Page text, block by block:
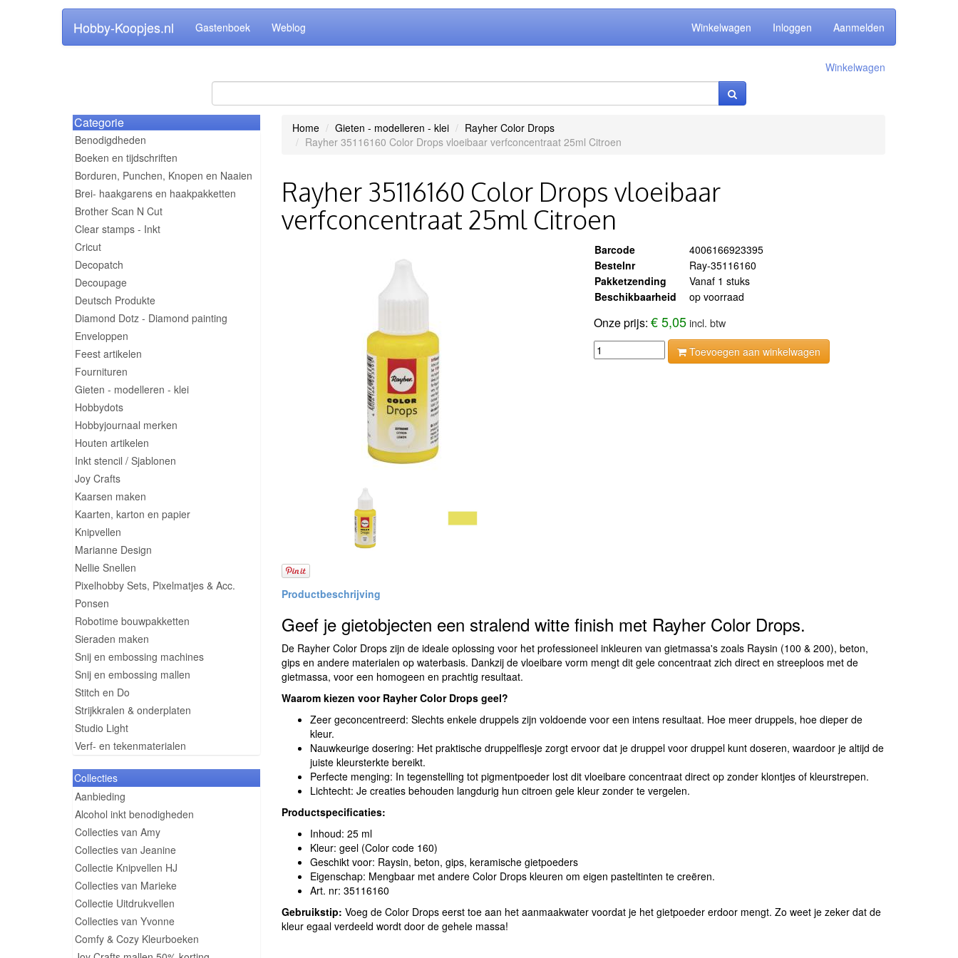
Hobby-Koopjes.nl Gastenboek Weblog Winkelwagen Inloggen Aanmelden
Winkelwagen
Categorie
Benodigdheden
Boeken en tijdschriften
Borduren, Punchen, Knopen en Naaien
Brei- haakgarens en haakpakketten
Brother Scan N Cut
Clear stamps - Inkt
Cricut
Decopatch
Decoupage
Deutsch Produkte
Diamond Dotz - Diamond painting
Enveloppen
Feest artikelen
Fournituren
Gieten - modelleren - klei
Hobbydots
Hobbyjournaal merken
Houten artikelen
Inkt stencil / Sjablonen
Joy Crafts
Kaarsen maken
Kaarten, karton en papier
Knipvellen
Marianne Design
Nellie Snellen
Pixelhobby Sets, Pixelmatjes & Acc.
Ponsen
Robotime bouwpakketten
Sieraden maken
Snij en embossing machines
Snij en embossing mallen
Stitch en Do
Strijkkralen & onderplaten
Studio Light
Verf- en tekenmaterialen
Collecties
Aanbieding
Alcohol inkt benodigheden
Collecties van Amy
Collecties van Jeanine
Collectie Knipvellen HJ
Collecties van Marieke
Collectie Uitdrukvellen
Collecties van Yvonne
Comfy & Cozy Kleurboeken
Home Gieten - modelleren - klei
Rayher Color Drops
Rayher 35116160 Color Drops vloeibaar verfconcentraat 25ml Citroen
Rayher 35116160 Color Drops vloeibaar
verfconcentraat 25ml Citroen
Barcode
4006166923395
Bestelnr
Ray-35116160
Pakketzending
Vanaf 1 stuks
Beschikbaarheid
op voorraad
Onze prijs:€ 5,05 incl. btw
Toevoegen aan winkelwagen
Geef je gietobjecten een stralend witte finish met Rayher Color Drops.
De Rayher Color Drops zijn de ideale oplossing voor het professioneel inkleuren van gietmassa's zoals Raysin (100 & 200), beton,
gips en andere materialen op waterbasis. Dankzij de vloeibare vorm mengt dit gele concentraat zich direct en streeploos met de
gietmassa, voor een homogeen en prachtig resultaat.
Waarom kiezen voor Rayher Color Drops geel?
Zeer geconcentreerd: Slechts enkele druppels zijn voldoende voor een intens resultaat. Hoe meer druppels, hoe dieper de
kleur.
Nauwkeurige dosering: Het praktische druppelflesje zorgt ervoor dat je druppel voor druppel kunt doseren, waardoor je altijd de
juiste kleursterkte bereikt.
Perfecte menging: In tegenstelling tot pigmentpoeder lost dit vloeibare concentraat direct op zonder klontjes of kleurstrepen.
Lichtecht: Je creaties behouden langdurig hun citroen gele kleur zonder te vergelen.
Productspecificaties:
Inhoud: 25 ml
Kleur: geel (Color code 160)
Geschikt voor: Raysin, beton, gips, keramische gietpoeders
Eigenschap: Mengbaar met andere Color Drops kleuren om eigen pasteltinten te creëren.
Art. nr: 35116160
Gebruikstip: Voeg de Color Drops eerst toe aan het aanmaakwater voordat je het gietpoeder erdoor mengt. Zo weet je zeker dat de
kleur egaal verdeeld wordt door de gehele massa!